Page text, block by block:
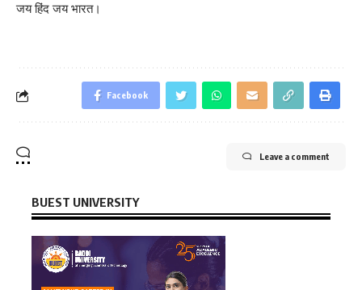
जय हिंद जय भारत।
Facebook
Leave a comment
BUEST UNIVERSITY